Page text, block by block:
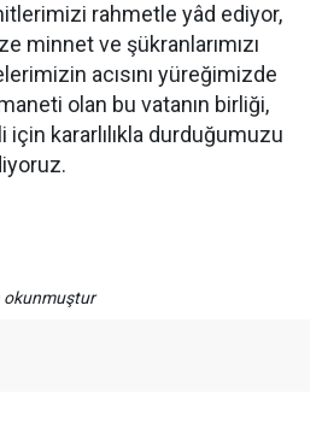
rahmetle yâd ediyor,
minnet ve şükranlarımızı
acısını yüreğimizde
olan bu vatanın birliği,
kararlılıkla durduğumuzu
okunmuştur